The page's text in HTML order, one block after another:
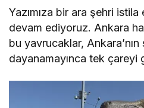
Yazımıza bir ara şehri
devam ediyoruz. Ankara
bu yavrucaklar, Ankara’nın
dayanamayınca tek çareyi